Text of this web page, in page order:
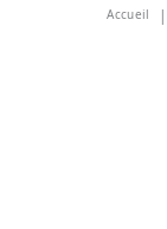
Accueil